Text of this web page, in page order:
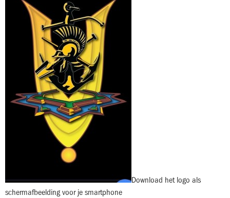
Download het logo als
schermafbeelding voor je smartphone